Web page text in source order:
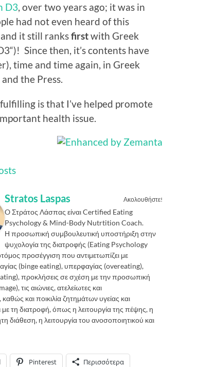
D3 , over two years ago; it was in
had not even heard of this
it still ranksfirstwith Greek
“)! Since then, it’s contents have
time and time again, in Greek
the Press.
is that I’ve helped promote
health issue.
Ακολουθήστε!
Stratos Laspas
O Στράτος Λάσπας είναι Certified Eating
Psychology & Mind-Body Nutrtition Coach.
Η προσωπική συμβουλευτική υποστήριξη στην
ψυχολογία της διατροφής (Eating Psychology
προσέγγιση που αντιμετωπίζει με
(binge eating), υπερφαγίας (overeating),
προκλήσεις σε σχέση με την προσωπική
τις αιώνιες, ατελείωτες και
και ποικιλία ζητημάτων υγείας και
τη διατροφή, όπως η λειτουργία της πέψης, η
η λειτουργία του ανοσοποιητικού και
Pinterest Περισσότερα